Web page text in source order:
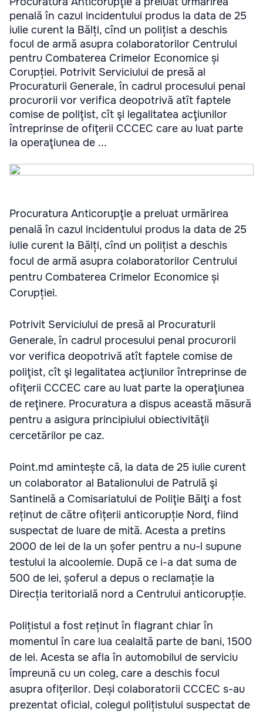
penală în cazul incidentului produs la data de 25
iulie curent la Bălți, cînd un polițist a deschis
focul de armă asupra colaboratorilor Centrului
pentru Combaterea Crimelor Economice și
Corupției. Potrivit Serviciului de presă al
Procuraturii Generale, în cadrul procesului penal
procurorii vor verifica deopotrivă atît faptele
comise de poliţist, cît şi legalitatea acţiunilor
întreprinse de ofiţerii CCCEC care au luat parte
la operaţiunea de ...
Procuratura Anticorupţie a preluat urmărirea
penală în cazul incidentului produs la data de 25
iulie curent la Bălți, cînd un polițist a deschis
focul de armă asupra colaboratorilor Centrului
pentru Combaterea Crimelor Economice și
Corupției.
Potrivit Serviciului de presă al Procuraturii
Generale, în cadrul procesului penal procurorii
vor verifica deopotrivă atît faptele comise de
poliţist, cît şi legalitatea acţiunilor întreprinse de
ofiţerii CCCEC care au luat parte la operaţiunea
de reţinere. Procuratura a dispus această măsură
pentru a asigura principiului obiectivităţii
cercetărilor pe caz.
Point.md amintește că, la data de 25 iulie curent
un colaborator al Batalionului de Patrulă şi
Santinelă a Comisariatului de Poliţie Bălţi a fost
reținut de către ofițerii anticorupție Nord, fiind
suspectat de luare de mită. Acesta a pretins
2000 de lei de la un șofer pentru a nu-l supune
testului la alcoolemie. După ce i-a dat suma de
500 de lei, șoferul a depus o reclamație la
Direcția teritorială nord a Centrului anticorupție.
Polițistul a fost reținut în flagrant chiar în
momentul în care lua cealaltă parte de bani, 1500
de lei. Acesta se afla în automobilul de serviciu
împreună cu un coleg, care a deschis focul
asupra ofițerilor. Deși colaboratorii CCCEC s-au
prezentat oficial, colegul polițistului suspectat de